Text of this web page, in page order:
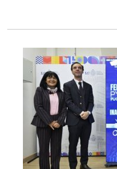
English